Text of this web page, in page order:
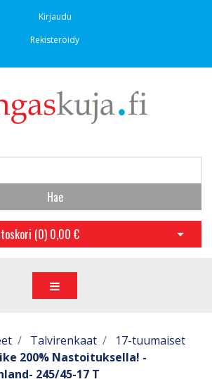
Kirjaudu
Rekisteröidy
Hae
(0) 0,00 € Avaa
Talvirenkaat
17-tuumaiset
200% Nastoituksella! -
245/45-17 T